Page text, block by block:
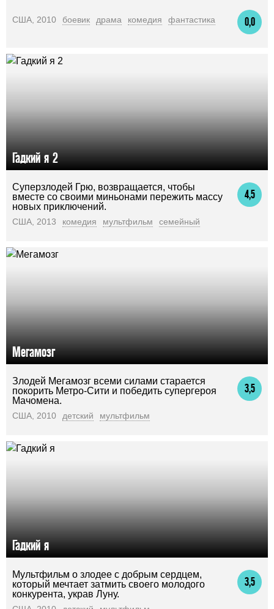
0,0
США, 2010 боевик драма комедия фантастика
Гадкий я 2
4,5
Суперзлодей Грю, возвращается, чтобы
вместе со своими миньонами пережить массу
новых приключений.
США, 2013 комедия мультфильм семейный
Мегамозг
3,5
Злодей Мегамозг всеми силами старается
покорить Метро-Сити и победить супергероя
Мачомена.
США, 2010 детский мультфильм
Гадкий я
3,5
Мультфильм о злодее с добрым сердцем,
который мечтает затмить своего молодого
конкурента, украв Луну.